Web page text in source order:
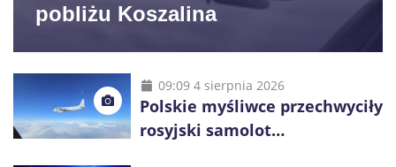
pobliżu Koszalina
09:09 4 sierpnia 2026
Polskie myśliwce przechwyciły
rosyjski samolot